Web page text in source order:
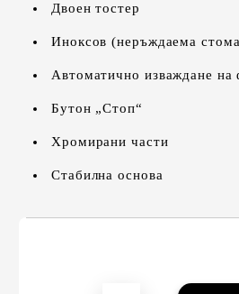
Двоен тостер
Иноксов (неръждаема
Автоматично изваждане на
Бутон „Стоп“
Хромирани части
Стабилна основа